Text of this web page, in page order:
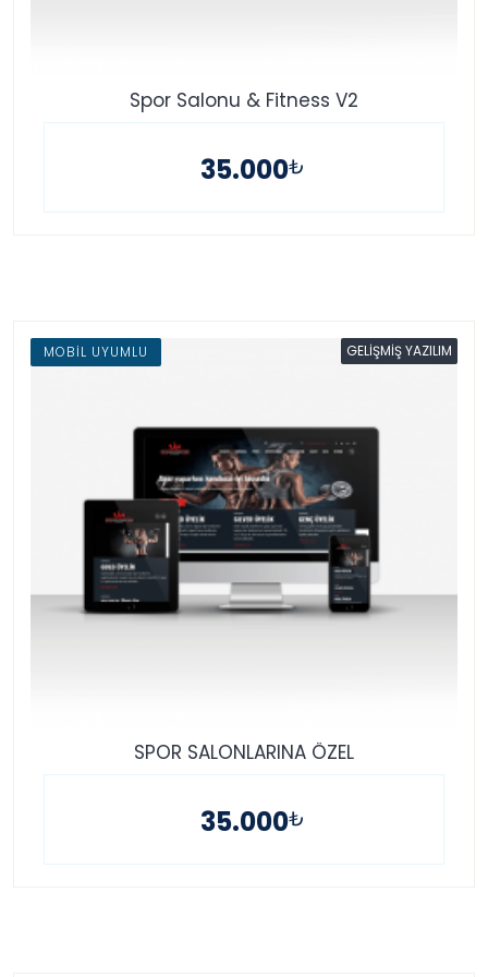
Spor Salonu & Fitness V2
₺
35.000
GELIŞMIŞ YAZILIM
MOBIL UYUMLU
SPOR SALONLARINA ÖZEL
₺
35.000